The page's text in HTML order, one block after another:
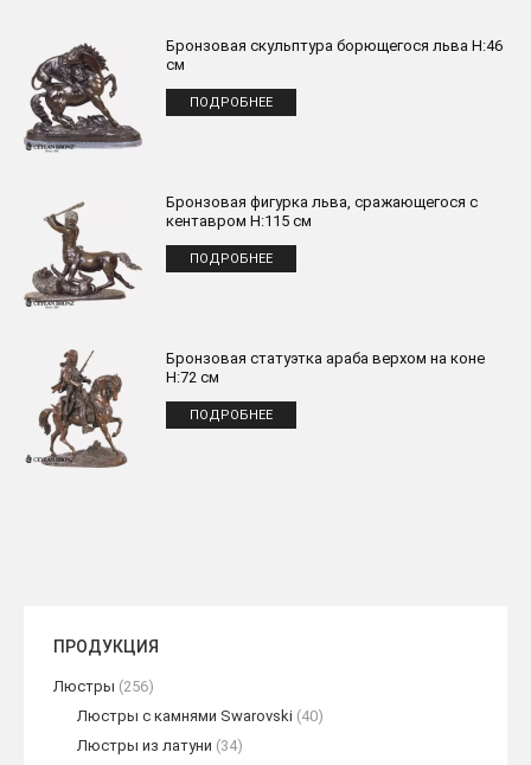
Бронзовая скульптура борющегося льва H:46
см
ПОДРОБНЕЕ
Бронзовая фигурка льва, сражающегося с
кентавром H:115 см
ПОДРОБНЕЕ
Бронзовая статуэтка араба верхом на коне
H:72 см
ПОДРОБНЕЕ
ПРОДУКЦИЯ
Люстры (256)
Люстры с камнями Swarovski (40)
Люстры из латуни (34)